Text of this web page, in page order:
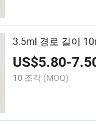
3.5ml 경로 길이
US$5.80-
10 조각 (MOQ)